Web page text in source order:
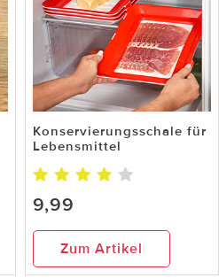
Konservierungsschale für
Lebensmittel
9,99
Zum Artikel